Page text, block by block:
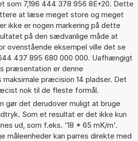
som 7,196 444 378 956 8E+20. Dette
at læse meget store og meget
ikke er nogen markering på dette
på den sædvanlige måde at
ovenstående eksempel ville det se
437 895 680 000 000. Uafhængigt
præsentation er denne
maksimale præcision 14 pladser. Det
nok til de fleste formål.
gør det derudover muligt at bruge
Som et resultat er det ikke kun
ud, som f.eks. '18 * 65 mK/m'.
måleenheder kan parres direkte med